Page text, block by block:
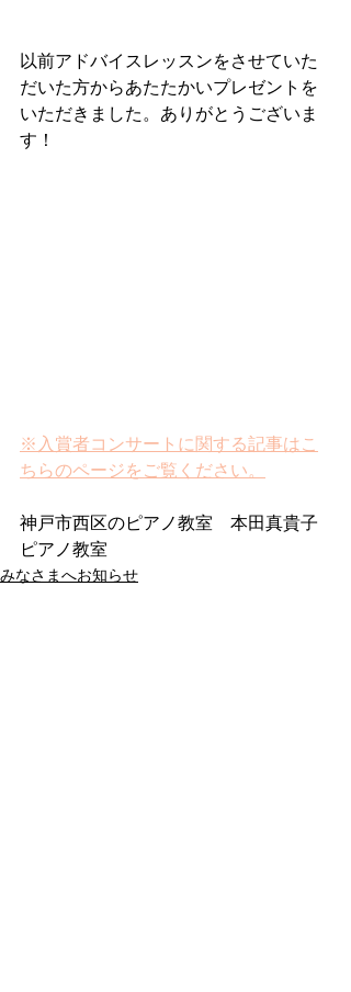
以前アドバイスレッスンをさせていた
だいた方からあたたかいプレゼントを
いただきました。ありがとうございま
す！
※入賞者コンサートに関する記事はこ
ちらのページをご覧ください。
神戸市西区のピアノ教室　本田真貴子
ピアノ教室
みなさまへお知らせ